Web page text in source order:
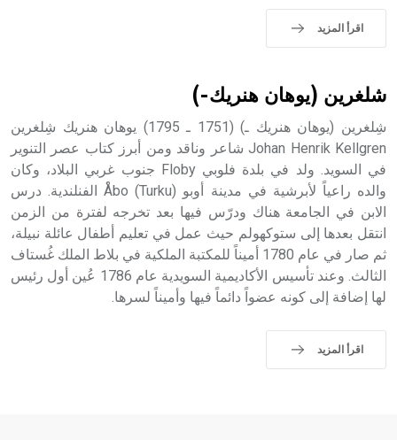
sign تكتب منفصلة غير متصلة، وتعتمد المبدأ الأكوروفوني،
حيث تقتصر القيمة الصوتية للعلامة الك
اقرأ المزيد
شلغرين (يوهان هنريك-)
شِلغرين (يوهان هنريك ـ) (1751 ـ 1795) يوهان هنريك شِلغرين
Johan Henrik Kellgren شاعر وناقد ومن أبرز كتاب عصر التنوير
في السويد. ولد في بلدة فلوبي Floby جنوب غربي البلاد، وكان
والده راعياً لأبرشية في مدينة أوبو Åbo (Turku) الفنلندية. درس
الابن في الجامعة هناك ودرّس فيها بعد تخرجه لفترة من الزمن
انتقل بعدها إلى ستوكهولم حيث عمل في تعليم أطفال عائلة نبيلة،
ثم صار في عام 1780 أميناً للمكتبة الملكية في بلاط الملك غُستاف
الثالث. وعند تأسيس الأكاديمية السويدية عام 1786 عُين أول رئيس
لها إضافة إلى كونه عضواً دائماً فيها وأميناً لسرها.
اقرأ المزيد